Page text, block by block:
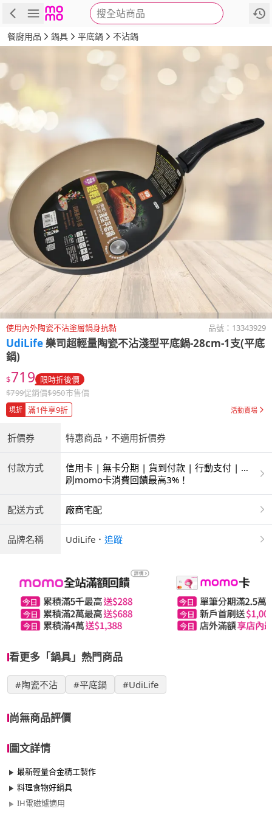
搜全站商品
商品 評價 詳情
餐廚用品 鍋具 平底鍋 不沾鍋
使用內外陶瓷不沾塗層鍋身抗黏 品號： 13343929
UdiLife樂司超輕量陶瓷不沾淺型平底鍋-28cm-1支(平底
鍋)
$719 限時折後價
$799促銷價$950市售價
現折 滿1件享9折 活動賣場
折價券 特惠商品，不適用折價券
付款方式
信用卡 | 無卡分期 | 貨到付款 | 行動支付 | 超
商付款 | ATM | 銀聯卡
刷momo卡消費回饋最高3%！
配送方式 廠商宅配
品牌名稱 UdiLife ． 追蹤
看更多「鍋具」熱門商品
#陶瓷不沾 #平底鍋 #UdiLife
尚無商品評價
圖文詳情
最新輕量合金精工製作
料理食物好鍋具
IH電磁爐適用